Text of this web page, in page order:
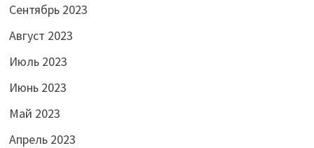
Сентябрь 2023
Август 2023
Июль 2023
Июнь 2023
Май 2023
Апрель 2023